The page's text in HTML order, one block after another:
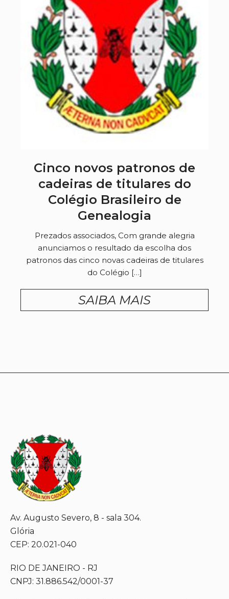
Cinco novos patronos de
cadeiras de titulares do
Colégio Brasileiro de
Genealogia
Prezados associados, Com grande alegria
anunciamos o resultado da escolha dos
patronos das cinco novas cadeiras de titulares
do Colégio […]
SAIBA MAIS
Av. Augusto Severo, 8 - sala 304.
Glória
CEP: 20.021-040
RIO DE JANEIRO - RJ
CNPJ: 31.886.542/0001-37